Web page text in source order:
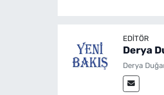
EDITÖR
Derya
Derya